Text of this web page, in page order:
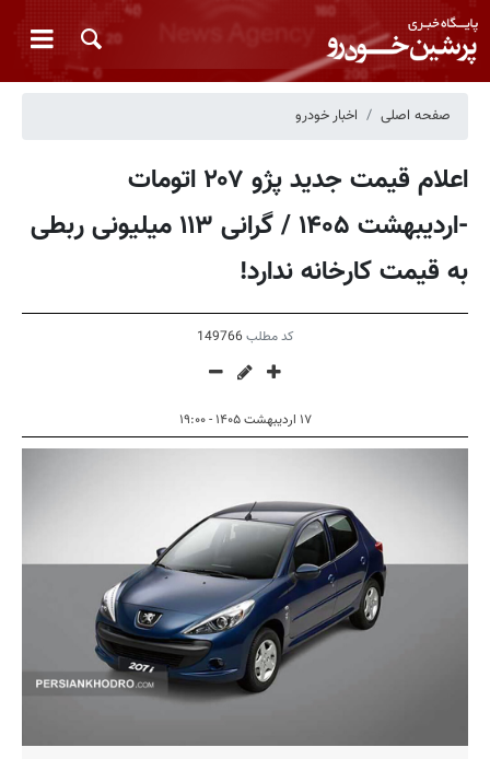
صفحه اصلی اخبار خودرو
اعلام قیمت جدید پژو ۲۰۷ اتومات
-اردیبهشت ۱۴۰۵ / گرانی ۱۱۳ میلیونی ربطی
به قیمت کارخانه ندارد!
کد مطلب 149766
۱۷ اردیبهشت ۱۴۰۵ - ۱۹:۰۰